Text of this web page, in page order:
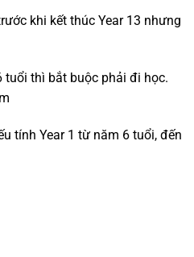
khi kết thúc Year 13 nhưng
thì bắt buộc phải đi học.
tính Year 1 từ năm 6 tuổi, đến